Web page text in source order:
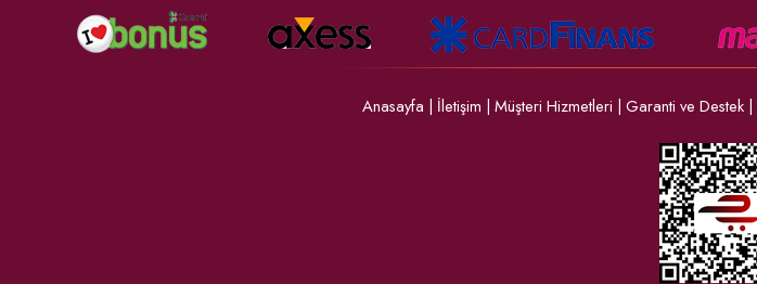
Anasayfa | İletişim | Müşteri Hizmetleri | Garanti ve Destek |